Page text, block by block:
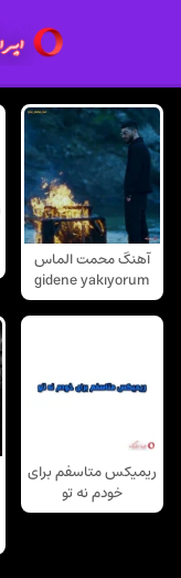
آهنگ محمت الماس
gidene yakıyorum
ریمیکس متاسفم برای
خودم نه تو